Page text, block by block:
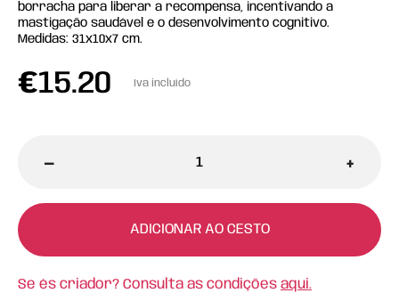
borracha para liberar a recompensa, incentivando a
mastigação saudável e o desenvolvimento cognitivo.
Medidas: 31x10x7 cm.
€15.20 Iva incluído
- +
ADICIONAR AO CESTO
Se és criador? Consulta as condições aqui.